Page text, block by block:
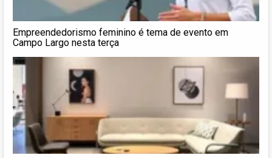
Empreendedorismo feminino é tema de evento em
Campo Largo nesta terça